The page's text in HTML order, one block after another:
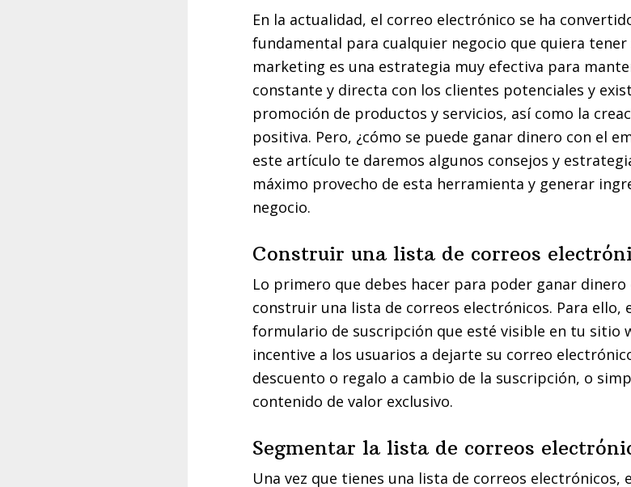
En la actualidad, el correo electrónico se ha
fundamental para cualquier negocio que quiera tener
marketing es una estrategia muy efectiva para
constante y directa con los clientes potenciales y
promoción de productos y servicios, así como la
positiva. Pero, ¿cómo se puede ganar dinero con el
este artículo te daremos algunos consejos y
máximo provecho de esta herramienta y generar
negocio.
Construir una lista de correos
Lo primero que debes hacer para poder ganar
construir una lista de correos electrónicos. Para ello,
formulario de suscripción que esté visible en tu sitio
incentive a los usuarios a dejarte su correo
descuento o regalo a cambio de la suscripción, o
contenido de valor exclusivo.
Segmentar la lista de correos
Una vez que tienes una lista de correos